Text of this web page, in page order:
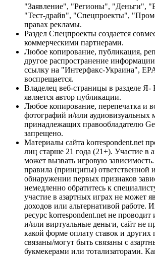
"Заявление", "Регионы", "Деньги",
"Тест-драйв", "Спецпроекты",
правах рекламы.
Раздел Спецпроекты создается
коммерческими партнерами.
Любое копирование, публикация,
другое распространение
ссылку на "Интерфакс-Украина",
воспрещается.
Владелец веб-страницы в разделе Я-
является автор публикации.
Любое копирование, перепечатка и
фотографий и/или аудиовизуальных
принадлежащих правообладателю
запрещено.
Материалы сайта korrespondent.net
лиц старше 21 года (21+). Участие в
может вызвать игровую
правила (принципы) ответственной
обнаружении первых признаков
немедленно обратитесь к
участие в азартных играх не может
доходов или альтернативой
ресурс korrespondent.net не
и/или виртуальные деньги, сайт не
какой форме оплату ставок и других
связаны/могут быть связаны с
букмекерами или тотализаторами.